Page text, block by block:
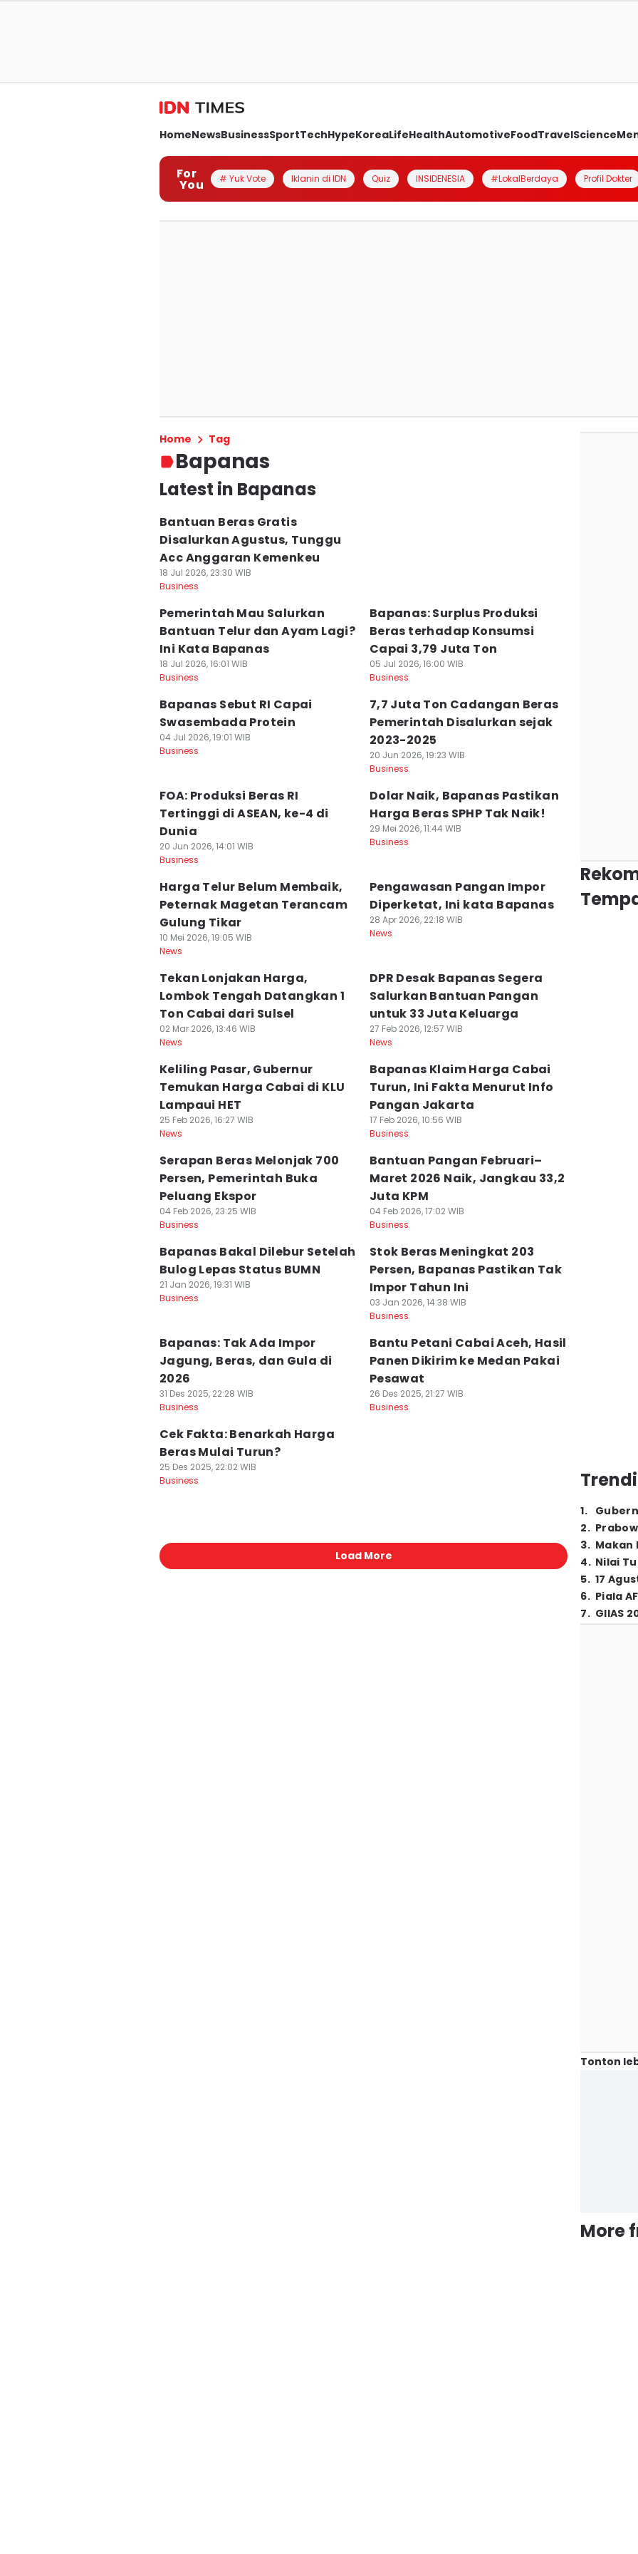
HomeNewsBusinessSportTechHypeKoreaLifeHealthAutomotiveFoodTravelScience
For
You # Yuk Vote Iklanin di IDN Quiz INSIDENESIA #LokalBerdaya Profil Dokter
Home Tag
Bapanas
Latest in Bapanas
Bantuan Beras Gratis
Disalurkan Agustus, Tunggu
Acc Anggaran Kemenkeu
18 Jul 2026, 23:30 WIB
Business
Pemerintah Mau Salurkan
Bantuan Telur dan Ayam Lagi?
Ini Kata Bapanas
18 Jul 2026, 16:01 WIB
Business
Bapanas: Surplus Produksi
Beras terhadap Konsumsi
Capai 3,79 Juta Ton
05 Jul 2026, 16:00 WIB
Business
Bapanas Sebut RI Capai
Swasembada Protein
04 Jul 2026, 19:01 WIB
Business
7,7 Juta Ton Cadangan Beras
Pemerintah Disalurkan sejak
2023-2025
20 Jun 2026, 19:23 WIB
Business
FOA: Produksi Beras RI
Tertinggi di ASEAN, ke-4 di
Dunia
20 Jun 2026, 14:01 WIB
Business
Dolar Naik, Bapanas Pastikan
Harga Beras SPHP Tak Naik!
29 Mei 2026, 11:44 WIB
Business
Harga Telur Belum Membaik,
Peternak Magetan Terancam
Gulung Tikar
10 Mei 2026, 19:05 WIB
News
Pengawasan Pangan Impor
Diperketat, Ini kata Bapanas
28 Apr 2026, 22:18 WIB
News
Tekan Lonjakan Harga,
Lombok Tengah Datangkan 1
Ton Cabai dari Sulsel
02 Mar 2026, 13:46 WIB
News
DPR Desak Bapanas Segera
Salurkan Bantuan Pangan
untuk 33 Juta Keluarga
27 Feb 2026, 12:57 WIB
News
Keliling Pasar, Gubernur
Temukan Harga Cabai di KLU
Lampaui HET
25 Feb 2026, 16:27 WIB
News
Bapanas Klaim Harga Cabai
Turun, Ini Fakta Menurut Info
Pangan Jakarta
17 Feb 2026, 10:56 WIB
Business
Serapan Beras Melonjak 700
Persen, Pemerintah Buka
Peluang Ekspor
04 Feb 2026, 23:25 WIB
Business
Bantuan Pangan Februari–
Maret 2026 Naik, Jangkau 33,2
Juta KPM
04 Feb 2026, 17:02 WIB
Business
Bapanas Bakal Dilebur Setelah
Bulog Lepas Status BUMN
21 Jan 2026, 19:31 WIB
Business
Stok Beras Meningkat 203
Persen, Bapanas Pastikan Tak
Impor Tahun Ini
03 Jan 2026, 14:38 WIB
Business
Bapanas: Tak Ada Impor
Jagung, Beras, dan Gula di
2026
31 Des 2025, 22:28 WIB
Business
Bantu Petani Cabai Aceh, Hasil
Panen Dikirim ke Medan Pakai
Pesawat
26 Des 2025, 21:27 WIB
Business
Cek Fakta: Benarkah Harga
Beras Mulai Turun?
25 Des 2025, 22:02 WIB
Business
Load More
1.
2.
3. Makan
4. Nilai
5. 17
6. Piala
7. GIIAS
Tonton
More